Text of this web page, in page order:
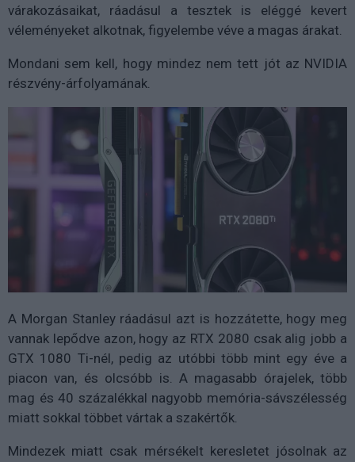
várakozásaikat, ráadásul a tesztek is eléggé kevert
véleményeket alkotnak, figyelembe véve a magas árakat.
Mondani sem kell, hogy mindez nem tett jót az NVIDIA
részvény-árfolyamának.
A Morgan Stanley ráadásul azt is hozzátette, hogy meg
vannak lepődve azon, hogy az RTX 2080 csak alig jobb a
GTX 1080 Ti-nél, pedig az utóbbi több mint egy éve a
piacon van, és olcsóbb is. A magasabb órajelek, több
mag és 40 százalékkal nagyobb memória-sávszélesség
miatt sokkal többet vártak a szakértők.
Mindezek miatt csak mérsékelt keresletet jósolnak az